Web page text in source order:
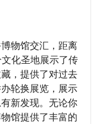
物馆交汇，距离
化圣地展示了传
，提供了对过去
轮换展览，展示
新发现。无论你
馆提供了丰富的